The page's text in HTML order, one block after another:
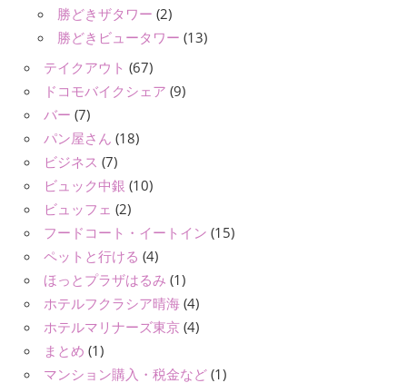
勝どきザタワー (2)
勝どきビュータワー (13)
テイクアウト (67)
ドコモバイクシェア (9)
バー (7)
パン屋さん (18)
ビジネス (7)
ビュック中銀 (10)
ビュッフェ (2)
フードコート・イートイン (15)
ペットと行ける (4)
ほっとプラザはるみ (1)
ホテルフクラシア晴海 (4)
ホテルマリナーズ東京 (4)
まとめ (1)
マンション購入・税金など (1)